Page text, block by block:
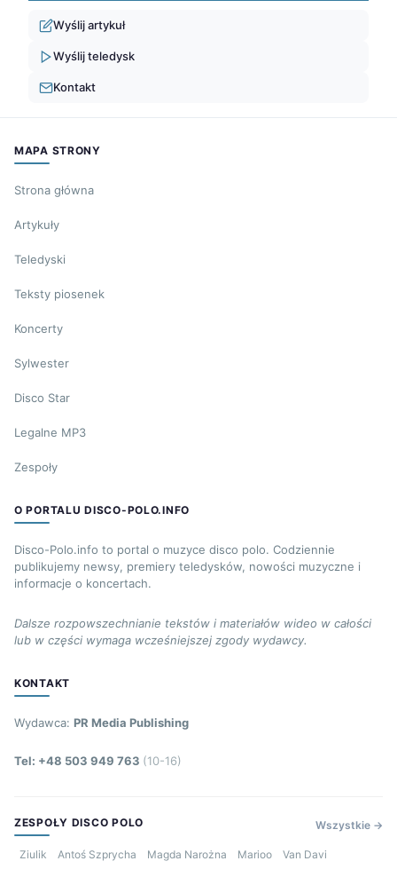
Wyślij artykuł
Wyślij teledysk
Kontakt
MAPA STRONY
Strona główna
Artykuły
Teledyski
Teksty piosenek
Koncerty
Sylwester
Disco Star
Legalne MP3
Zespoły
O PORTALU DISCO-POLO.INFO
Disco-Polo.info to portal o muzyce disco polo. Codziennie
publikujemy newsy, premiery teledysków, nowości muzyczne i
informacje o koncertach.
Dalsze rozpowszechnianie tekstów i materiałów wideo w całości
lub w części wymaga wcześniejszej zgody wydawcy.
KONTAKT
Wydawca: PR Media Publishing
Tel: +48 503 949 763 (10-16)
ZESPOŁY DISCO POLO Wszystkie →
Ziulik Antoś Szprycha Magda Narożna Marioo
Van Davi